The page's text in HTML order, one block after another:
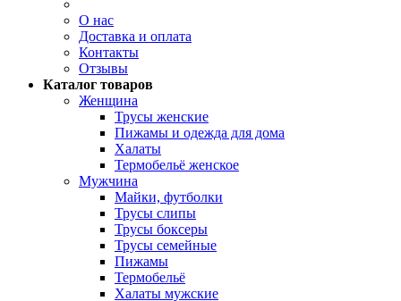
О нас
Доставка и оплата
Контакты
Отзывы
Каталог товаров
Женщина
Трусы женские
Пижамы и одежда для дома
Халаты
Термобельё женское
Мужчина
Майки, футболки
Трусы слипы
Трусы боксеры
Трусы семейные
Пижамы
Термобельё
Халаты мужские